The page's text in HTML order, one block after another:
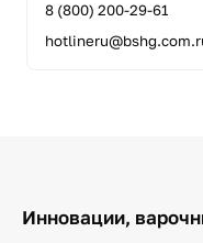
8 (800) 200-29-61
Инновации,